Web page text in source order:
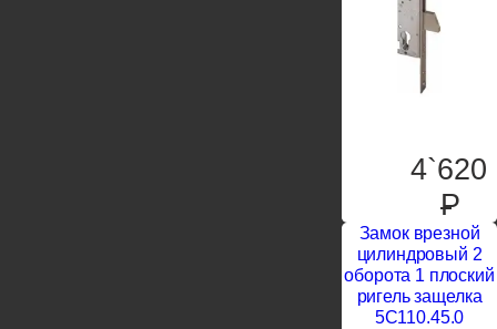
4`620
P
Замок врезной
цилиндровый 2
оборота 1 плоский
ригель защелка
5C110.45.0